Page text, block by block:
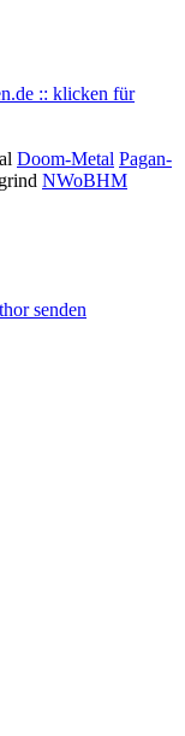
Doom-Metal Pagan-
NWoBHM